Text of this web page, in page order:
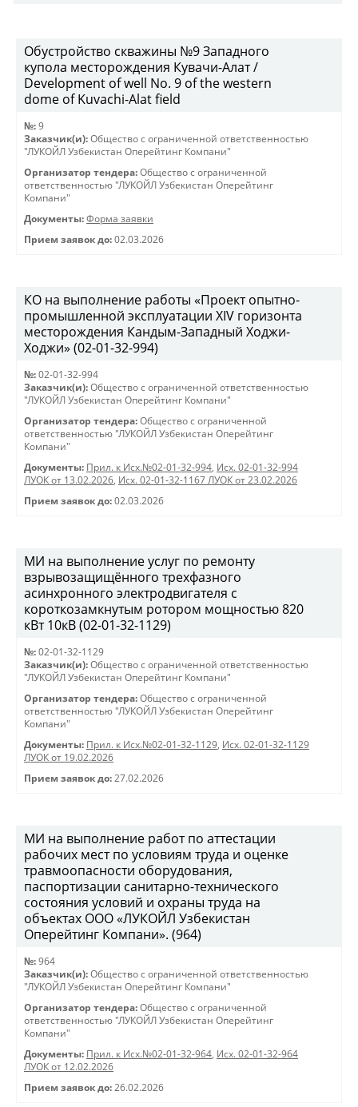
Обустройство скважины №9 Западного
купола месторождения Кувачи-Алат /
Development of well No. 9 of the western
dome of Kuvachi-Alat field
№: 9
Заказчик(и): Общество с ограниченной ответственностью
"ЛУКОЙЛ Узбекистан Оперейтинг Компани"
Организатор тендера: Общество с ограниченной
ответственностью "ЛУКОЙЛ Узбекистан Оперейтинг
Компани"
Документы: Форма заявки
Прием заявок до: 02.03.2026
КО на выполнение работы «Проект опытно-
промышленной эксплуатации XIV горизонта
месторождения Кандым-Западный Ходжи-
Ходжи» (02-01-32-994)
№: 02-01-32-994
Заказчик(и): Общество с ограниченной ответственностью
"ЛУКОЙЛ Узбекистан Оперейтинг Компани"
Организатор тендера: Общество с ограниченной
ответственностью "ЛУКОЙЛ Узбекистан Оперейтинг
Компани"
Документы: Прил. к Исх.№02-01-32-994, Исх. 02-01-32-994
ЛУОК от 13.02.2026, Исх. 02-01-32-1167 ЛУОК от 23.02.2026
Прием заявок до: 02.03.2026
МИ на выполнение услуг по ремонту
взрывозащищённого трехфазного
асинхронного электродвигателя с
короткозамкнутым ротором мощностью 820
кВт 10кВ (02-01-32-1129)
№: 02-01-32-1129
Заказчик(и): Общество с ограниченной ответственностью
"ЛУКОЙЛ Узбекистан Оперейтинг Компани"
Организатор тендера: Общество с ограниченной
ответственностью "ЛУКОЙЛ Узбекистан Оперейтинг
Компани"
Документы: Прил. к Исх.№02-01-32-1129, Исх. 02-01-32-1129
ЛУОК от 19.02.2026
Прием заявок до: 27.02.2026
МИ на выполнение работ по аттестации
рабочих мест по условиям труда и оценке
травмоопасности оборудования,
паспортизации санитарно-технического
состояния условий и охраны труда на
объектах ООО «ЛУКОЙЛ Узбекистан
Оперейтинг Компани». (964)
№: 964
Заказчик(и): Общество с ограниченной ответственностью
"ЛУКОЙЛ Узбекистан Оперейтинг Компани"
Организатор тендера: Общество с ограниченной
ответственностью "ЛУКОЙЛ Узбекистан Оперейтинг
Компани"
Документы: Прил. к Исх.№02-01-32-964, Исх. 02-01-32-964
ЛУОК от 12.02.2026
Прием заявок до: 26.02.2026